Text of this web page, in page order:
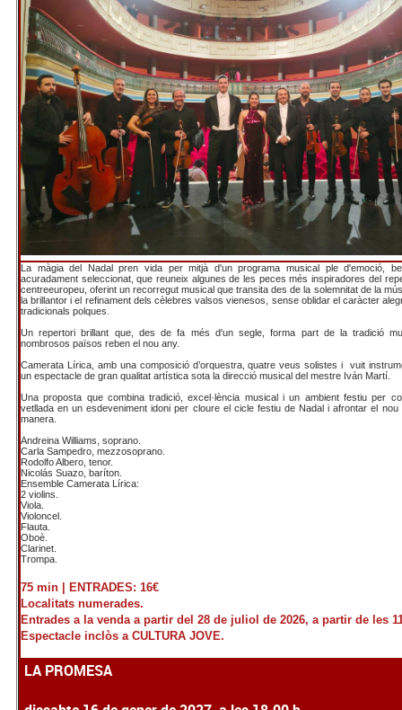
La màgia del Nadal pren vida per mitjà d'un programa musical ple d'emoció,
acuradament seleccionat, que reuneix algunes de les peces més inspiradores del
centreeuropeu, oferint un recorregut musical que transita des de la solemnitat de la
la brillantor i el refinament dels cèlebres valsos vienesos, sense oblidar el caràcter
tradicionals polques.
Un repertori brillant que, des de fa més d'un segle, forma part de la tradició
nombrosos països reben el nou any.
Camerata Lírica, amb una composició d’orquestra, quatre veus solistes i
vuit
un espectacle de gran qualitat artística sota la direcció musical del mestre Iván Martí.
Una proposta que combina tradició, excel·lència musical i un ambient festiu per
vetllada en un esdeveniment idoni per cloure el cicle festiu de Nadal i afrontar el nou
manera.
Andreina Williams, soprano.
Carla Sampedro, mezzosoprano.
Rodolfo Albero, tenor.
Nicolás Suazo, baríton.
Ensemble Camerata Lírica:
2 violins.
Viola.
Violoncel.
Flauta.
Oboè.
Clarinet.
Trompa.
75 min |
ENTRADES: 16€
Localitats numerades.
Entrades a la venda a partir del 28 de juliol de 2026, a partir de les
Espectacle inclòs a CULTURA JOVE.
LA PROMESA